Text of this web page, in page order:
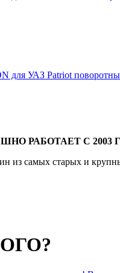
для УАЗ Patriot
РАБОТАЕТ С 2003
из самых старых и